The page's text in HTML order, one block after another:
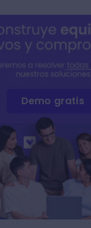
Demo gratis